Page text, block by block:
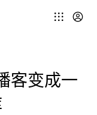
客变成一